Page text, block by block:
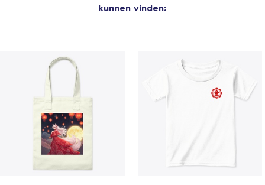
kunnen vinden: